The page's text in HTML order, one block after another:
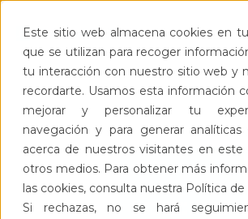
Este sitio web almacena cookies en
que se utilizan para recoger
tu interacción con nuestro sitio web y
recordarte. Usamos esta información
mejorar y personalizar tu
navegación y para generar
acerca de nuestros visitantes en
otros medios. Para obtener más
las cookies, consulta nuestra Política de
Si rechazas, no se hará